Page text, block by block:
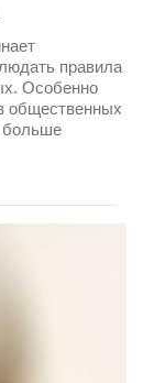
правила
Особенно
общественных
больше